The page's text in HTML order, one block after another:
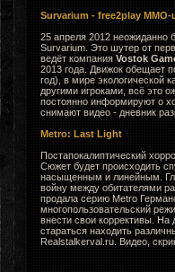
Survarium - free2play MMO-
25 апреля 2012 неожиданно
Survarium. Это шутер от
ведёт компания Vostok
2013 года. Движок обещает
год), в мире экологической
другими игроками, всё это
постоянно информируют о
снимают видео - дневник
Metro: Last Light
Постапокалиптический
Сюжет будет происходить
насыщенным и линейным.
войну между обитателями
продала серию Metro
многопользовательский
внести свои коррективы.
стараться находить
Realstalkerval.ru. Видео,